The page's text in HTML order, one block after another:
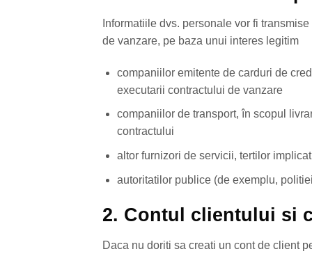
Informatiile dvs. personale vor fi
de vanzare, pe baza unui interes legitim
companiilor emitente de carduri de
executarii contractului de vanzare
companiilor de transport, în scopul
contractului
altor furnizori de servicii, tertilor
autoritatilor publice (de exemplu,
2. Contul clientului si
Daca nu doriti sa creati un cont de client